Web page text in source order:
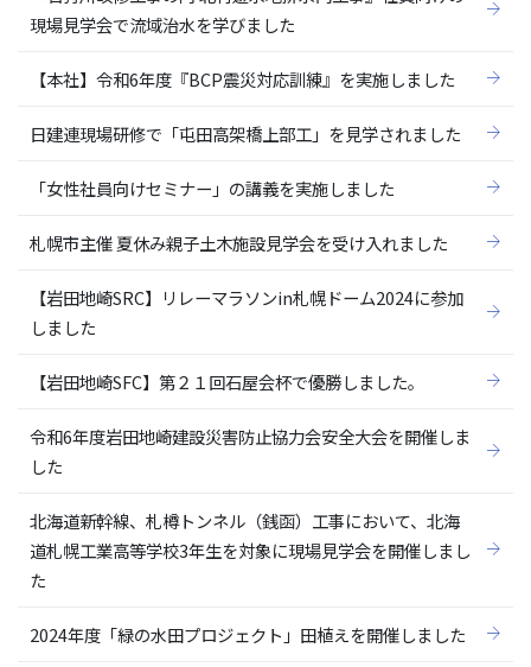
現場見学会で流域治水を学びました
【本社】令和6年度『BCP震災対応訓練』を実施しました
日建連現場研修で「屯田高架橋上部工」を見学されました
「女性社員向けセミナー」の講義を実施しました
札幌市主催 夏休み親子土木施設見学会を受け入れました
【岩田地崎SRC】リレーマラソンin札幌ドーム2024に参加
しました
【岩田地崎SFC】第２１回石屋会杯で優勝しました。
令和6年度岩田地崎建設災害防止協力会安全大会を開催しま
した
北海道新幹線、札樽トンネル（銭函）工事において、北海
道札幌工業高等学校3年生を対象に現場見学会を開催しまし
た
2024年度「緑の水田プロジェクト」田植えを開催しました